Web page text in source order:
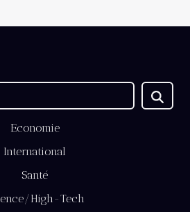
Economie
International
Santé
High-Tech